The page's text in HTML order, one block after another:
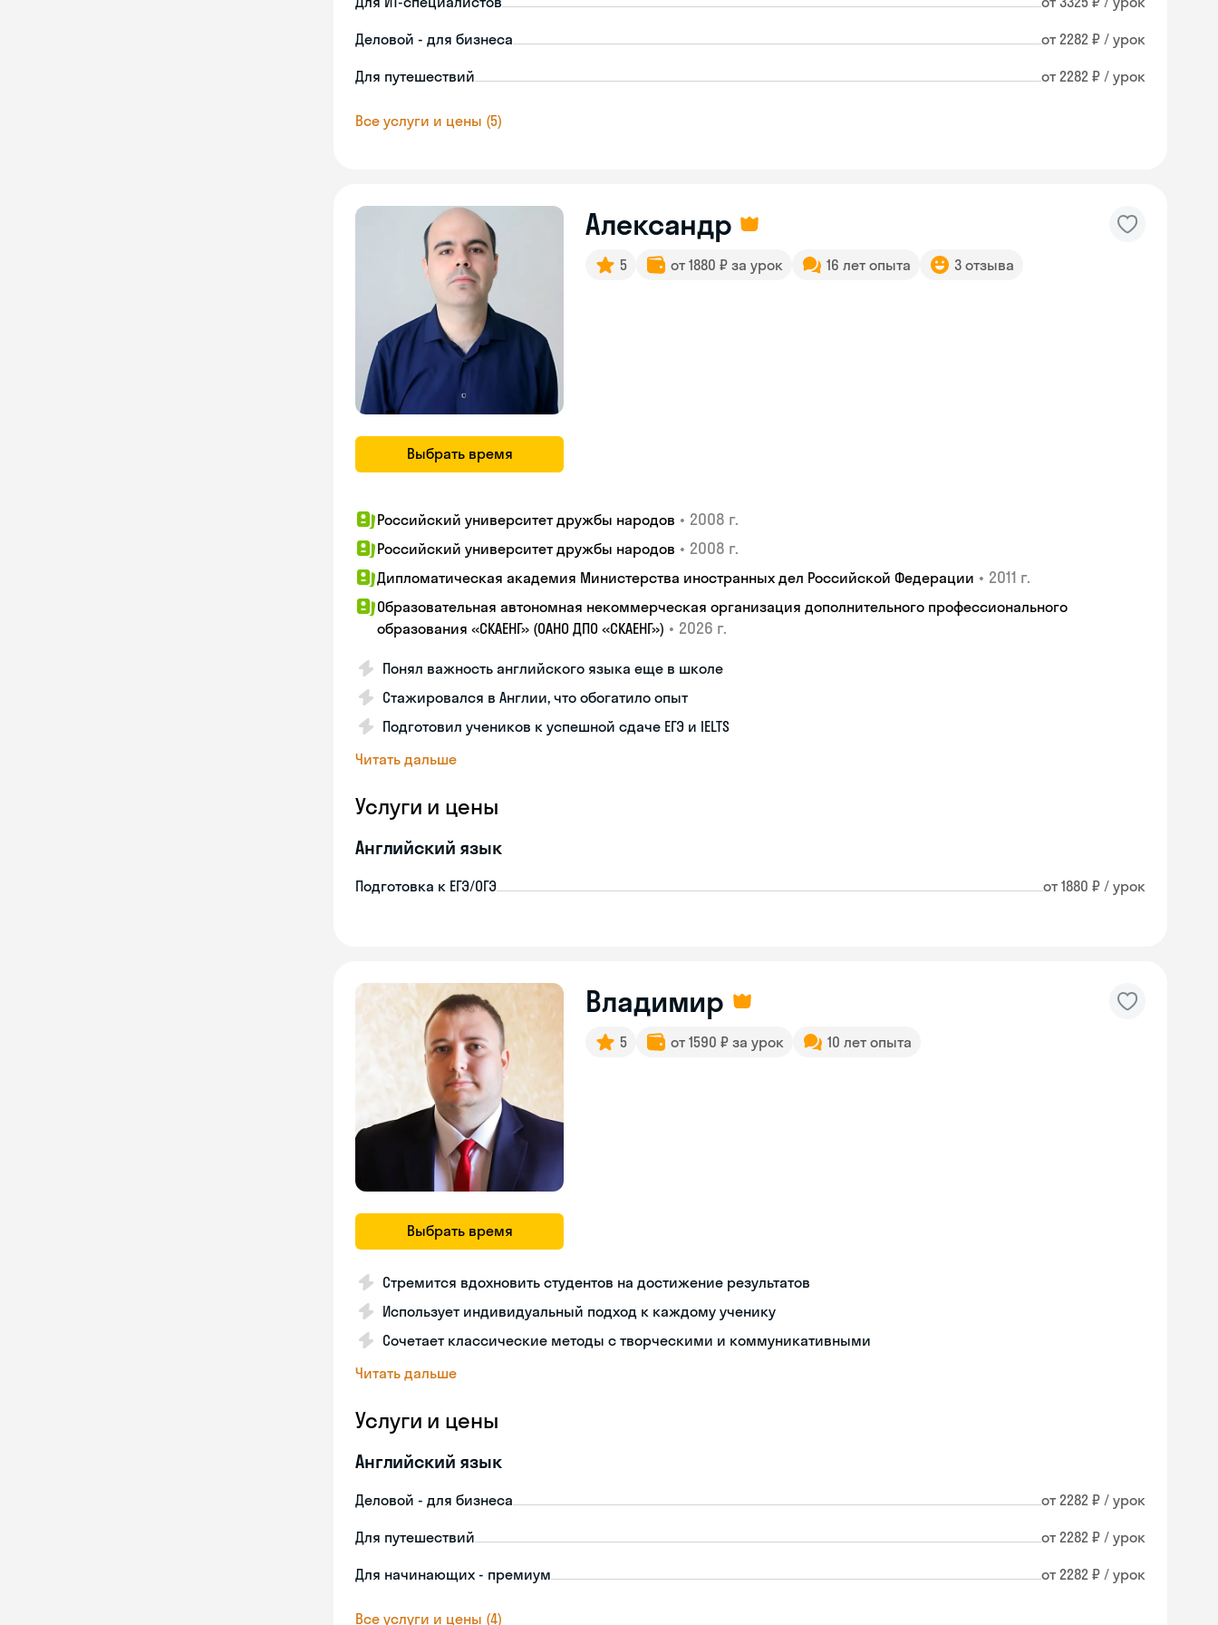
Деловой - для бизнеса от 2282 ₽ / урок
Для путешествий от 2282 ₽ / урок
Все услуги и цены (5)
Выбрать время
Александр
5 от 1880 ₽ за урок 16 лет опыта 3 отзыва
Российский университет дружбы народов • 2008 г.
Российский университет дружбы народов • 2008 г.
Дипломатическая академия Министерства иностранных дел Российской Федерации • 2011 г.
Образовательная автономная некоммерческая организация дополнительного профессионального
образования «СКАЕНГ» (ОАНО ДПО «СКАЕНГ») • 2026 г.
Понял важность английского языка еще в школе
Стажировался в Англии, что обогатило опыт
Подготовил учеников к успешной сдаче ЕГЭ и IELTS
Читать дальше
Услуги и цены
Английский язык
Подготовка к ЕГЭ/ОГЭ от 1880 ₽ / урок
Выбрать время
Владимир
5 от 1590 ₽ за урок 10 лет опыта
Стремится вдохновить студентов на достижение результатов
Использует индивидуальный подход к каждому ученику
Сочетает классические методы с творческими и коммуникативными
Читать дальше
Услуги и цены
Английский язык
Деловой - для бизнеса от 2282 ₽ / урок
Для путешествий от 2282 ₽ / урок
Для начинающих - премиум от 2282 ₽ / урок
Все услуги и цены (4)